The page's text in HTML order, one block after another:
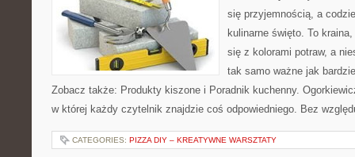
się przyjemnością, a
kulinarne święto. To
się z kolorami potraw, a
tak samo ważne jak
Zobacz także: Produkty kiszone i Poradnik kuchenny.
w której każdy czytelnik znajdzie coś odpowiedniego. Bez
CATEGORIES: PIZZA DIY – KREATYWNE WARSZTATY